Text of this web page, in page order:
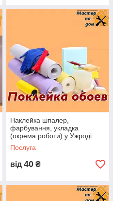
Наклейка шпалер,
фарбування, укладка
(окрема роботи) у Ужроді
Послуга
від 40 ₴